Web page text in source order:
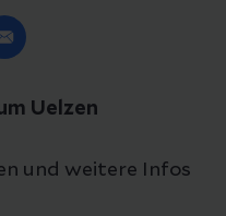
Uelzen
und weitere Infos